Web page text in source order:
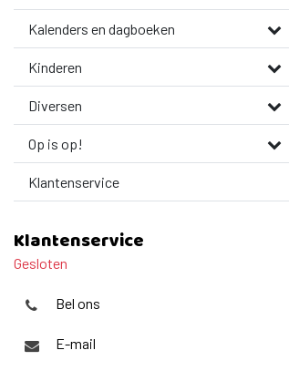
Kalenders en dagboeken
Kinderen
Diversen
Op is op!
Klantenservice
Klantenservice
Gesloten
Bel ons
E-mail